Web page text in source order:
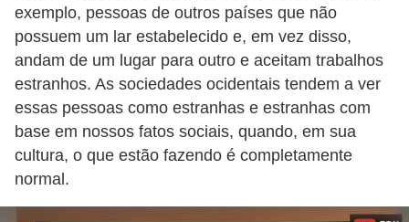
exemplo, pessoas de outros países que não
possuem um lar estabelecido e, em vez disso,
andam de um lugar para outro e aceitam trabalhos
estranhos. As sociedades ocidentais tendem a ver
essas pessoas como estranhas e estranhas com
base em nossos fatos sociais, quando, em sua
cultura, o que estão fazendo é completamente
normal.
p
a
r
v
e
s
t